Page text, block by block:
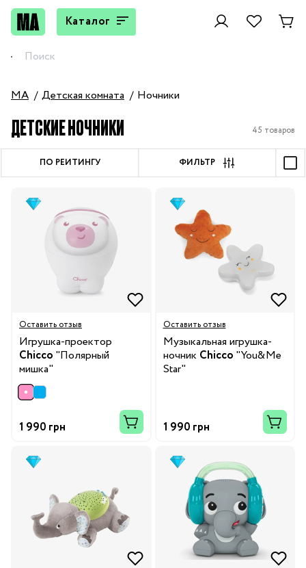
Каталог
MA Детская комната Ночники
ДЕТСКИЕ НОЧНИКИ 45 товаров
ПО РЕЙТИНГУ ФИЛЬТР
Оставить отзыв
Игрушка-проектор
Chicco "Полярный
мишка"
1 990 грн
Оставить отзыв
Музыкальная игрушка-
ночник Chicco "You&Me
Star"
1 990 грн